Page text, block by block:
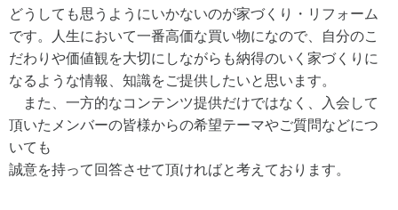
どうしても思うようにいかないのが家づくり・リフォーム
です。人生において一番高価な買い物になので、自分のこ
だわりや価値観を大切にしながらも納得のいく家づくりに
なるような情報、知識をご提供したいと思います。
また、一方的なコンテンツ提供だけではなく、入会して
頂いたメンバーの皆様からの希望テーマやご質問などにつ
いても
誠意を持って回答させて頂ければと考えております。